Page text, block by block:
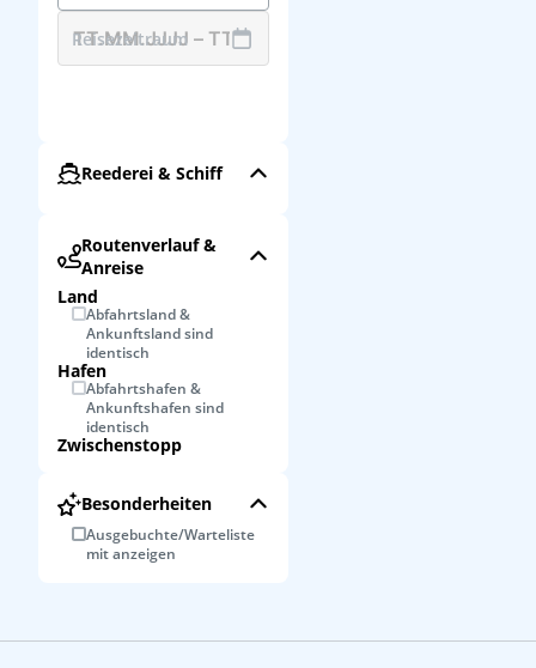
Reisezeitraum
Reederei & Schiff
Routenverlauf &
Anreise
Land
Abfahrtsland &
Ankunftsland sind
identisch
Hafen
Abfahrtshafen &
Ankunftshafen sind
identisch
Zwischenstopp
Besonderheiten
Ausgebuchte/Warteliste
mit anzeigen